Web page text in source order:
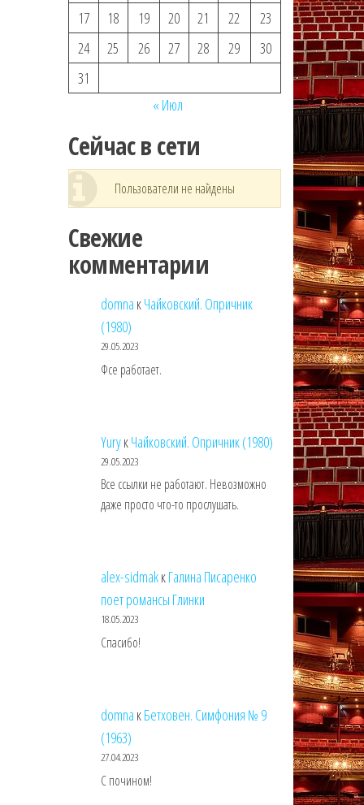
17
18 19 20 21 22
23
24
25 26 27 28 29
30
31
« Июл
Сейчас в сети
Пользователи не найдены
Свежие
комментарии
domna кЧайковский. Опричник
(1980)
29.05.2023
Фсе работает.
YuryкЧайковский. Опричник (1980)
29.05.2023
Все ссылки не работают. Невозможно
даже просто что-то прослушать.
alex-sidmakкГалина Писаренко
поет романсы Глинки
18.05.2023
Спасибо!
domna кБетховен. Симфония № 9
(1963)
27.04.2023
С почином!